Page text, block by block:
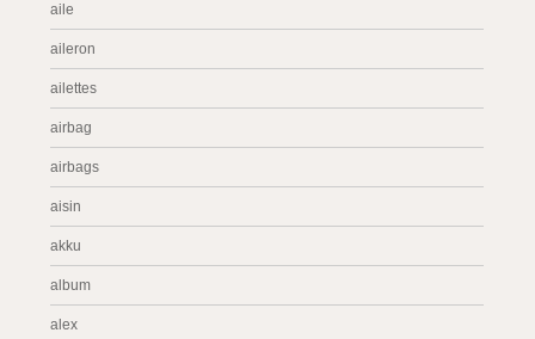
aile
aileron
ailettes
airbag
airbags
aisin
akku
album
alex